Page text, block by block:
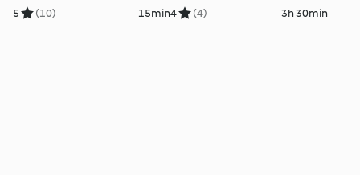
5 (10) 15min4 (4) 3h 30min